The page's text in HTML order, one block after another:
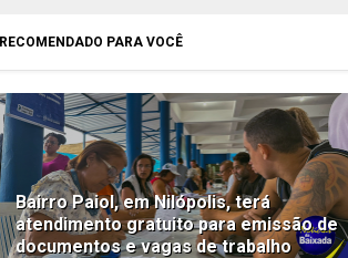
RECOMENDADO PARA VOCÊ
Bairro Paiol, em Nilópolis, terá
atendimento gratuito para emissão de
documentos e vagas de trabalho